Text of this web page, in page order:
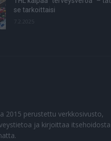
se tarkoittaisi
7.2.2025
2015 perustettu verkkosivusto,
ja kirjoittaa itsehoidosta